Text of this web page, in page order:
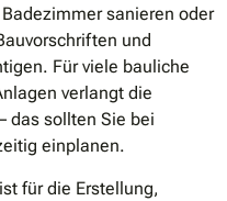
sanieren oder
und
Für viele bauliche
verlangt die
das sollten Sie bei
einplanen.
für die Erstellung,